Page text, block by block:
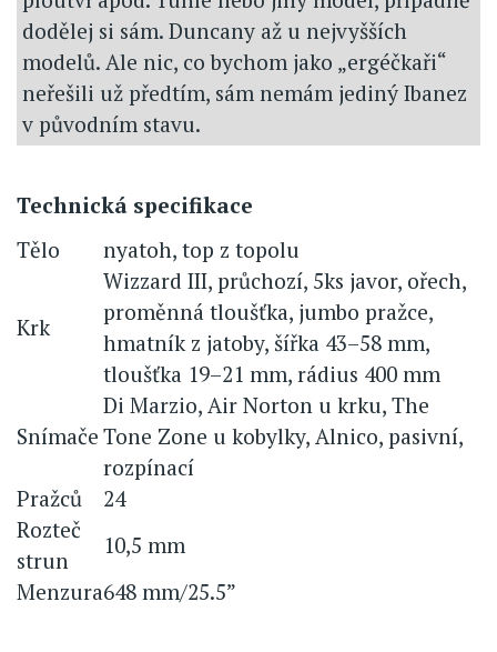
dodělej si sám. Duncany až u nejvyšších
modelů. Ale nic, co bychom jako „ergéčkaři“
neřešili už předtím, sám nemám jediný Ibanez
v původním stavu.
Technická specifikace
Tělo
nyatoh, top z topolu
Krk
Wizzard III, průchozí, 5ks javor, ořech,
proměnná tloušťka, jumbo pražce,
hmatník z jatoby, šířka 43–58 mm,
tloušťka 19–21 mm, rádius 400 mm
Snímače
Di Marzio, Air Norton u krku, The
Tone Zone u kobylky, Alnico, pasivní,
rozpínací
Pražců
24
Rozteč
strun
10,5 mm
Menzura648 mm/25.5”